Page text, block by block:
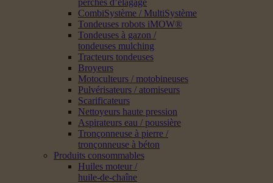
perches d’élagage
CombiSystème / MultiSystème
Tondeuses robots iMOW®
Tondeuses à gazon /
tondeuses mulching
Tracteurs tondeuses
Broyeurs
Motoculteurs / motobineuses
Pulvérisateurs / atomiseurs
Scarificateurs
Nettoyeurs haute pression
Aspirateurs eau / poussière
Tronçonneuse à pierre /
tronçonneuse à béton
Produits consommables
Huiles moteur /
huile-de-chaîne